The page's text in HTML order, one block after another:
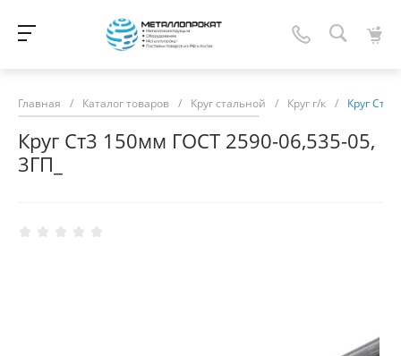
Главная / Каталог товаров / Круг стальной / Круг г/к / Круг Ст3
Круг Ст3 150мм ГОСТ 2590-06,535-05,
3ГП_